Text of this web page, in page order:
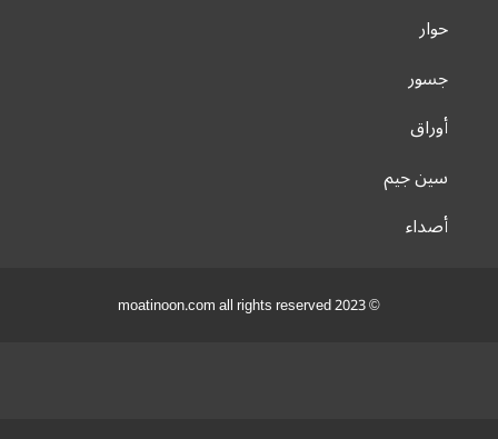
حوار
جسور
أوراق
سين جيم
أصداء
© 2023 moatinoon.com all rights reserved